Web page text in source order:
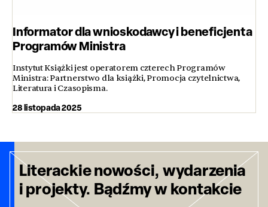
Informator dla wnioskodawcy i beneficjenta
Programów Ministra
Instytut Książki jest operatorem czterech Programów
Ministra: Partnerstwo dla książki, Promocja czytelnictwa,
Literatura i Czasopisma.
28 listopada 2025
Literackie nowości, wydarzenia
i projekty. Bądźmy w kontakcie